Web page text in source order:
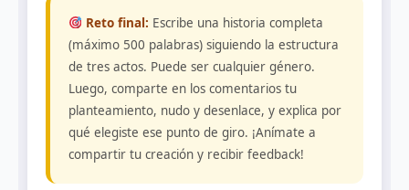
Reto final: Escribe una historia completa
(máximo 500 palabras) siguiendo la estructura
de tres actos. Puede ser cualquier género.
Luego, comparte en los comentarios tu
planteamiento, nudo y desenlace, y explica por
qué elegiste ese punto de giro. ¡Anímate a
compartir tu creación y recibir feedback!